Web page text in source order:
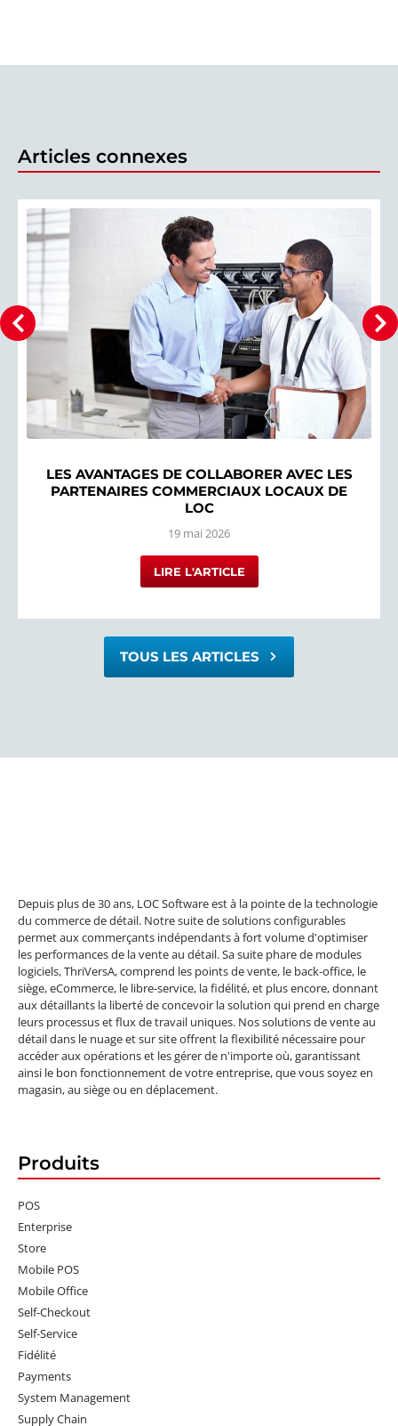
Articles connexes
LES AVANTAGES DE COLLABORER AVEC LES
PARTENAIRES COMMERCIAUX LOCAUX DE
LOC
19 mai 2026
LIRE L'ARTICLE
TOUS LES ARTICLES
Depuis plus de 30 ans, LOC Software est à la pointe de la technologie
du commerce de détail. Notre suite de solutions configurables
permet aux commerçants indépendants à fort volume d'optimiser
les performances de la vente au détail. Sa suite phare de modules
logiciels, ThriVersA, comprend les points de vente, le back-office, le
siège, eCommerce, le libre-service, la fidélité, et plus encore, donnant
aux détaillants la liberté de concevoir la solution qui prend en charge
leurs processus et flux de travail uniques. Nos solutions de vente au
détail dans le nuage et sur site offrent la flexibilité nécessaire pour
accéder aux opérations et les gérer de n'importe où, garantissant
ainsi le bon fonctionnement de votre entreprise, que vous soyez en
magasin, au siège ou en déplacement.
Produits
POS
Enterprise
Store
Mobile POS
Mobile Office
Self-Checkout
Self-Service
Fidélité
Payments
System Management
Supply Chain